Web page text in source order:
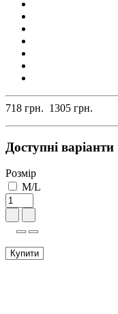
718 грн. 1305 грн.
Доступні варіанти
Розмір
M/L
Купити